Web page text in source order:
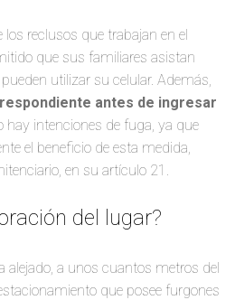
reclusos que trabajan en el
que sus familiares asistan
utilizar su celular. Además,
antes de ingresar
hay intenciones de fuga, ya que
el beneficio de esta medida,
en su artículo 21.
del lugar?
alejado, a unos cuantos metros del
que posee furgones